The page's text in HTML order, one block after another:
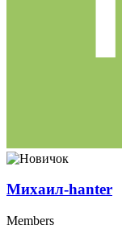
Михаил-hanter
Members